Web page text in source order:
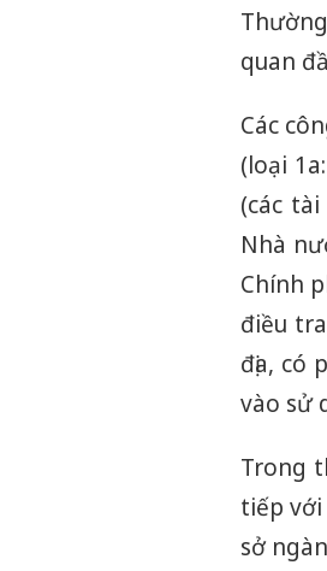
quan
Các
(loại
(các
Nhà
Chính
điều
địa, có
vào sử
Trong
tiếp
sở